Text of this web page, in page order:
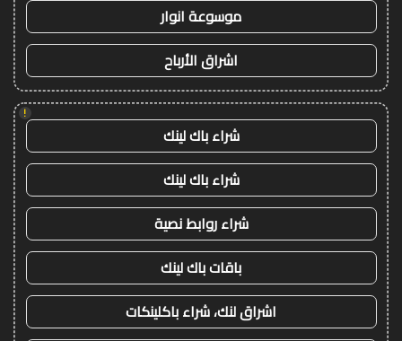
موسوعة انوار
اشراق الأرباح
!
شراء باك لينك
شراء باك لينك
شراء روابط نصية
باقات باك لينك
اشراق لنك، شراء باكلينكات